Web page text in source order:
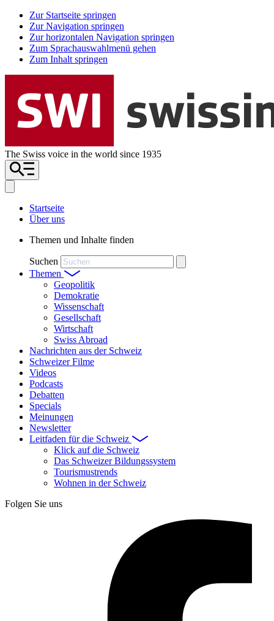
Zur Startseite springen
Zur Navigation springen
Zur horizontalen Navigation springen
Zum Sprachauswahlmenü gehen
Zum Inhalt springen
The Swiss voice in the world since 1935
Startseite
Über uns
Themen und Inhalte finden
Suchen
Themen
Geopolitik
Demokratie
Wissenschaft
Gesellschaft
Wirtschaft
Swiss Abroad
Nachrichten aus der Schweiz
Schweizer Filme
Videos
Podcasts
Debatten
Specials
Meinungen
Newsletter
Leitfaden für die Schweiz
Klick auf die Schweiz
Das Schweizer Bildungssystem
Tourismustrends
Wohnen in der Schweiz
Folgen Sie uns